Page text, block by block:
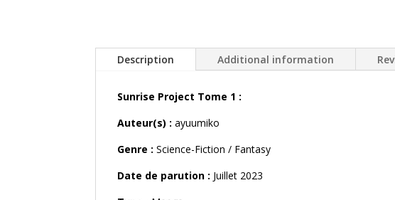
Description Additional information
Sunrise Project Tome 1 :
Auteur(s) : ayuumiko
Genre : Science-Fiction / Fantasy
Date de parution : Juillet 2023